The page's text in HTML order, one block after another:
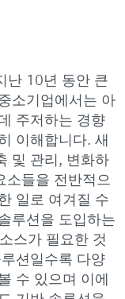
난 10년 동안 큰
소기업에서는 아
주저하는 경향
이해합니다. 새
및 관리, 변화하
소들을 전반적으
일로 여겨질 수
루션을 도입하는
스가 필요한 것
션일수록 다양
수 있으며 이에